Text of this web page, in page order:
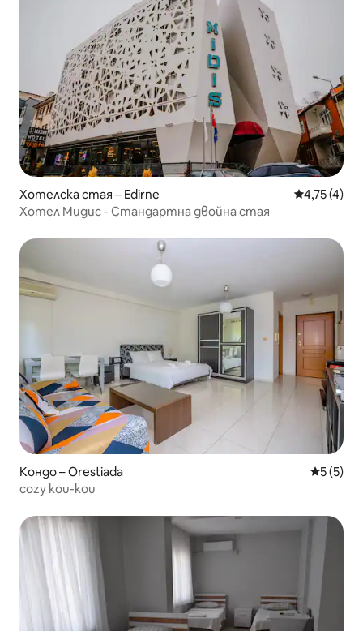
Хотелска стая – Edirne Средна
4,75 (4)
Хотел Мидис - Стандартна двойна стая
Кондо – Orestiada Средна
5 (5)
cozy kou-kou